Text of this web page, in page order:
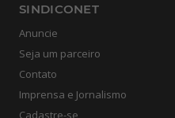
SINDICONET
Anuncie
Seja um parceiro
Contato
Imprensa e Jornalismo
Cadastre-se